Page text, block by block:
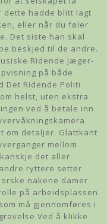
dette hadde blitt lagt
eller når du føler
Det siste han skal
beskjed til de andre.
Ridende Jæger-
på både
Det Ridende Politi
helst, uten ekstra
ved å betale inn
om detaljer. Glattkant
mellom
det aller
ryttere setter
nakene damer
på arbeidsplassen
må gjennomføres i
Ved å klikke